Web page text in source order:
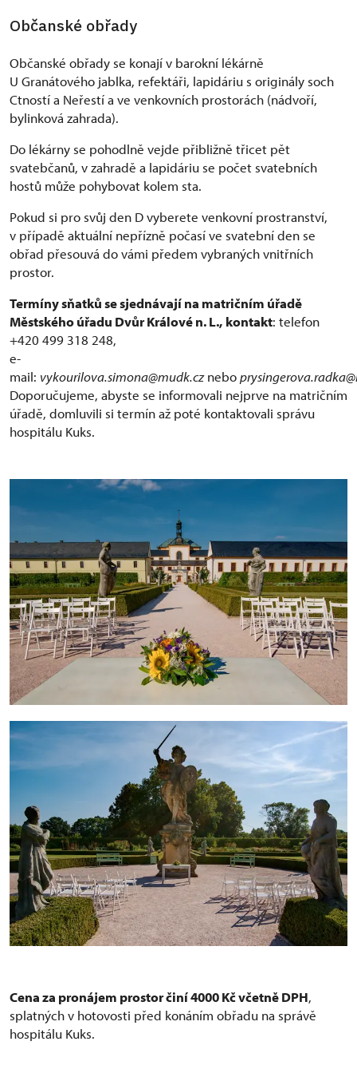
Občanské obřady
Občanské obřady se konají v barokní lékárně
U Granátového jablka, refektáři, lapidáriu s originály soch
Ctností a Neřestí a ve venkovních prostorách (nádvoří,
bylinková zahrada).
Do lékárny se pohodlně vejde přibližně třicet pět
svatebčanů, v zahradě a lapidáriu se počet svatebních
hostů může pohybovat kolem sta.
Pokud si pro svůj den D vyberete venkovní prostranství,
v případě aktuální nepřízně počasí ve svatební den se
obřad přesouvá do vámi předem vybraných vnitřních
prostor.
Termíny sňatků se sjednávají na matričním úřadě
Městského úřadu Dvůr Králové n. L., kontakt: telefon
+420 499 318 248,
e-
mail: vykourilova.simona@mudk.cznebo
Doporučujeme, abyste se informovali nejprve na matričním
úřadě, domluvili si termín až poté kontaktovali správu
hospitálu Kuks.
Cena za pronájem prostor činí 4000 Kč včetně DPH,
splatných v hotovosti před konáním obřadu na správě
hospitálu Kuks.